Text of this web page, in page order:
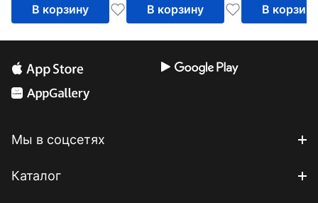
В корзину В корзину В корзину
Мы в соцсетях
Каталог